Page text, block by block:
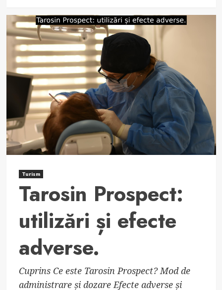
about
Cebrium
–
Medicamentul
pentru
dureri
și
inflamații.
Turism
Tarosin Prospect:
utilizări și efecte
adverse.
Cuprins Ce este Tarosin Prospect? Mod de
administrare și dozare Efecte adverse și